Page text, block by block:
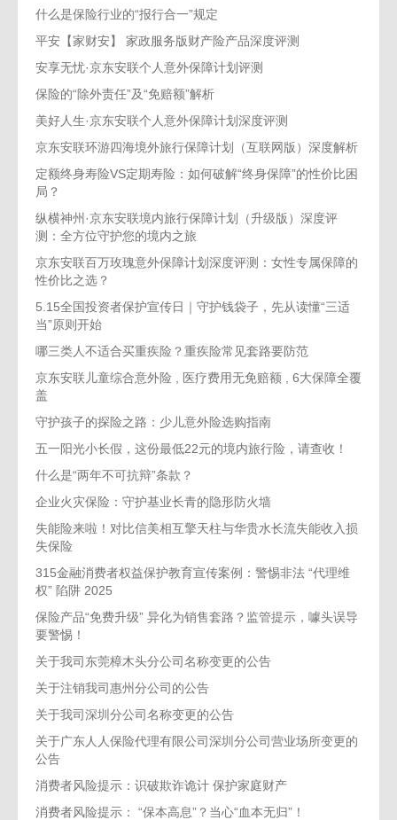
什么是保险行业的“报行合一”规定
平安【家财安】 家政服务版财产险产品深度评测
安享无忧·京东安联个人意外保障计划评测
保险的“除外责任”及“免赔额”解析
美好人生·京东安联个人意外保障计划深度评测
京东安联环游四海境外旅行保障计划（互联网版）深度解析
定额终身寿险VS定期寿险：如何破解“终身保障”的性价比困
局？
纵横神州·京东安联境内旅行保障计划（升级版）深度评
测：全方位守护您的境内之旅
京东安联百万玫瑰意外保障计划深度评测：女性专属保障的
性价比之选？
5.15全国投资者保护宣传日｜守护钱袋子，先从读懂“三适
当”原则开始
哪三类人不适合买重疾险？重疾险常见套路要防范
京东安联儿童综合意外险 , 医疗费用无免赔额 , 6大保障全覆
盖
守护孩子的探险之路：少儿意外险选购指南
五一阳光小长假，这份最低22元的境内旅行险，请查收！
什么是“两年不可抗辩”条款？
企业火灾保险：守护基业长青的隐形防火墙
失能险来啦！对比信美相互擎天柱与华贵水长流失能收入损
失保险
315金融消费者权益保护教育宣传案例：警惕非法 “代理维
权” 陷阱 2025
保险产品“免费升级” 异化为销售套路？监管提示，噱头误导
要警惕！
关于我司东莞樟木头分公司名称变更的公告
关于注销我司惠州分公司的公告
关于我司深圳分公司名称变更的公告
关于广东人人保险代理有限公司深圳分公司营业场所变更的
公告
消费者风险提示：识破欺诈诡计 保护家庭财产
消费者风险提示： “保本高息”？当心“血本无归”！